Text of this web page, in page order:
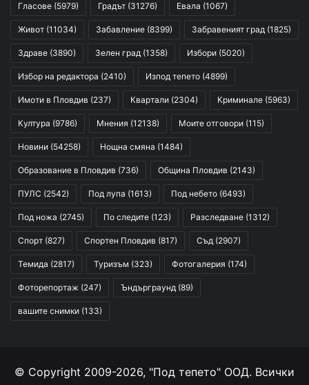
Гласове (5979) Градът (31276) Евала (1067)
Живот (11034) Забавление (8399) Забравеният град (1825)
Здраве (3890) Зелен град (1358) Избори (5020)
Избор на редактора (2410) Изпод тепето (4899)
Имоти в Пловдив (237) Квартали (2304) Криминале (5963)
Култура (9786) Мнения (12138) Моите отговори (115)
Новини (54258) Нощна смяна (1484)
Образование в Пловдив (736) Община Пловдив (2143)
ПУЛС (2542) Под лупа (1613) Под небето (6493)
Под ножа (2745) По следите (123) Разследване (1312)
Спорт (827) Спортен Пловдив (817) Съд (2907)
Темида (2817) Туризъм (323) Фотогалерия (174)
Фоторепортаж (247) Ъндърграунд (89)
вашите снимки (133)
© Copyright 2009-2026, "Под тепето" ООД. Всички